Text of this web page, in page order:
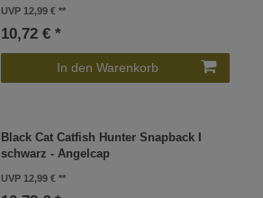
UVP 12,99 €
10,72 € *
In den Warenkorb
Black Cat Catfish Hunter Snapback I
schwarz - Angelcap
UVP 12,99 €